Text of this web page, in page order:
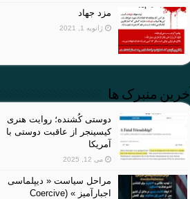
مزد جهاد
ژانویه 1, 2021
آخرین منبرک ها
دوستی کُشنده؛ روایت هنری
کیسینجر از عاقبت دوستی با
آمریکا
می 12, 2025
مراحل سیاست « دیپلماسی
اجبارآمیز » (Coercive